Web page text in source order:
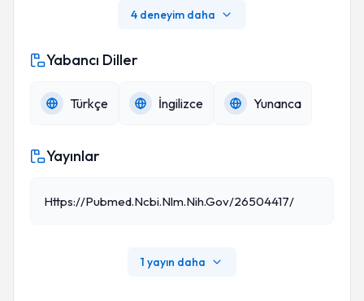
4 deneyim daha
Yabancı Diller
Türkçe İngilizce Yunanca
Yayınlar
Https://pubmed.ncbi.nlm.nih.gov/26504417/
1 yayın daha